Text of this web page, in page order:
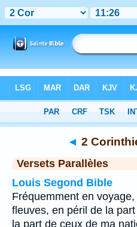
> Chapitre 11 > Verset 26
◄ 2
Versets Parallèles
Louis Segond Bible
Fréquemment en
fleuves, en péril de la
la part de ceux de ma